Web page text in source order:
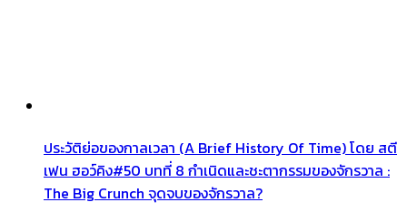
ประวัติย่อของกาลเวลา (A Brief History Of Time) โดย สตี
เฟน ฮอว์คิง#50 บทที่ 8 กำเนิดและชะตากรรมของจักรวาล :
The Big Crunch จุดจบของจักรวาล?